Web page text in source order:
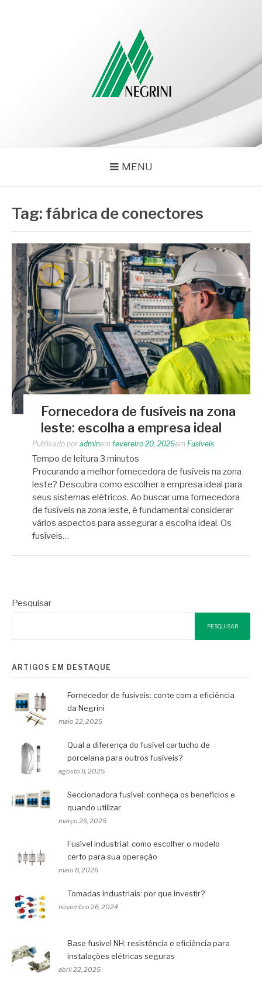
MENU
Tag: fábrica de conectores
Fornecedora de fusíveis na zona
leste: escolha a empresa ideal
Publicado por adminem fevereiro 20, 2026em Fusíveis
Tempo de leitura 3 minutos
Procurando a melhor fornecedora de fusíveis na zona
leste? Descubra como escolher a empresa ideal para
seus sistemas elétricos. Ao buscar uma fornecedora
de fusíveis na zona leste, é fundamental considerar
vários aspectos para assegurar a escolha ideal. Os
fusíveis…
Pesquisar
PESQUISAR
ARTIGOS EM DESTAQUE
Fornecedor de fusíveis: conte com a eficiência
da Negrini
maio 22, 2025
Qual a diferença do fusível cartucho de
porcelana para outros fusíveis?
agosto 8, 2025
Seccionadora fusível: conheça os benefícios e
quando utilizar
março 26, 2025
Fusível industrial: como escolher o modelo
certo para sua operação
maio 8, 2026
Tomadas industriais: por que investir?
novembro 26, 2024
Base fusível NH: resistência e eficiência para
instalações elétricas seguras
abril 22, 2025